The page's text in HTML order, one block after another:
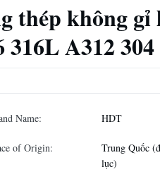
thép không
316L A312 304
Name: HDT
of Origin:
Trung Quốc
lục)